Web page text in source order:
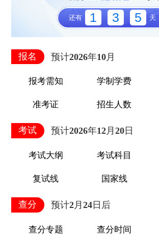
还有 1 3 5 天
报名 预计2026年10月
报考需知 学制学费
准考证 招生人数
考试 预计2026年12月20日
考试大纲 考试科目
复试线 国家线
查分 预计2月24日后
查分专题 查分时间